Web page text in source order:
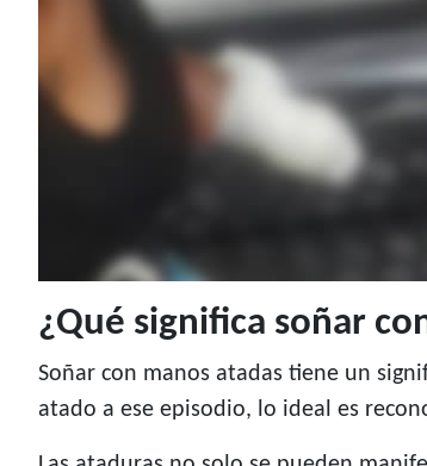
¿Qué significa soñar
Soñar con manos atadas tiene un
atado a ese episodio, lo ideal es